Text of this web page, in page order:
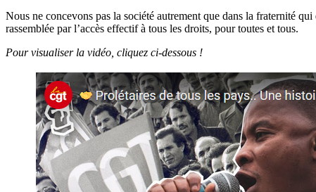
Nous ne concevons pas la société autrement que dans la fraternité
rassemblée par l’accès effectif à tous les droits, pour toutes et tous.
Pour visualiser la vidéo, cliquez ci-dessous !